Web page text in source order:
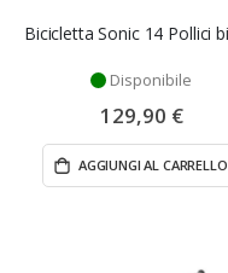
Disponibile
129,90 €
AGGIUNGI AL CARRELLO